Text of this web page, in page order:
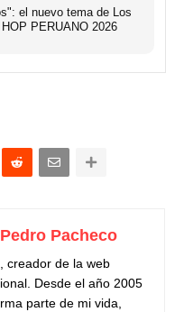
el nuevo tema de Los
PERUANO 2026
Pedro Pacheco
creador de la web
Desde el año 2005
parte de mi vida,